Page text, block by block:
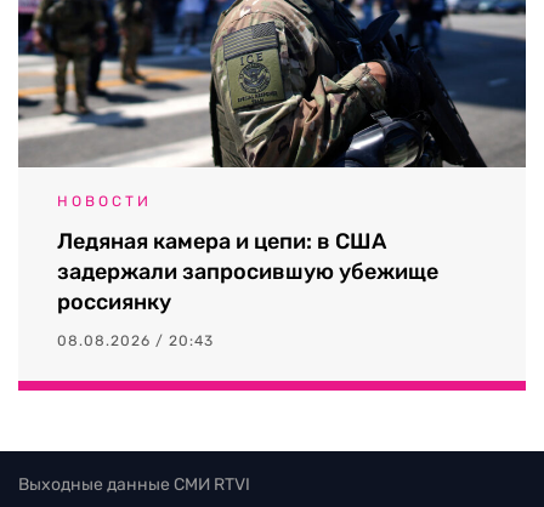
НОВОСТИ
Ледяная камера и цепи: в США
задержали запросившую убежище
россиянку
08.08.2026 / 20:43
Выходные данные СМИ RTVI